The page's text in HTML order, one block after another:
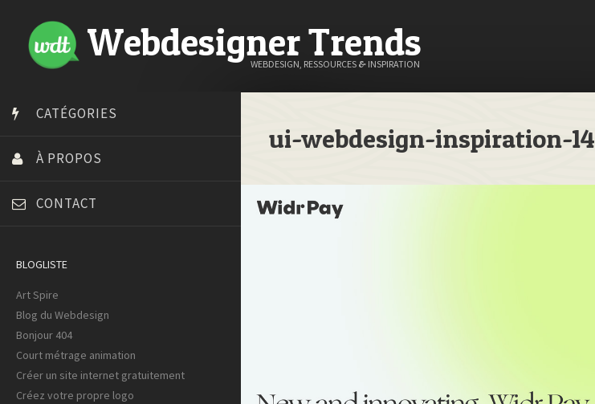
Webdesigner Trends
WEBDESIGN, RESSOURCES & INSPIRATION
CATÉGORIES
À PROPOS
CONTACT
BLOGLISTE
Art Spire
Blog du Webdesign
Bonjour 404
Court métrage animation
Créer un site internet gratuitement
Créez votre propre logo
ui-webdesign-inspiration-14